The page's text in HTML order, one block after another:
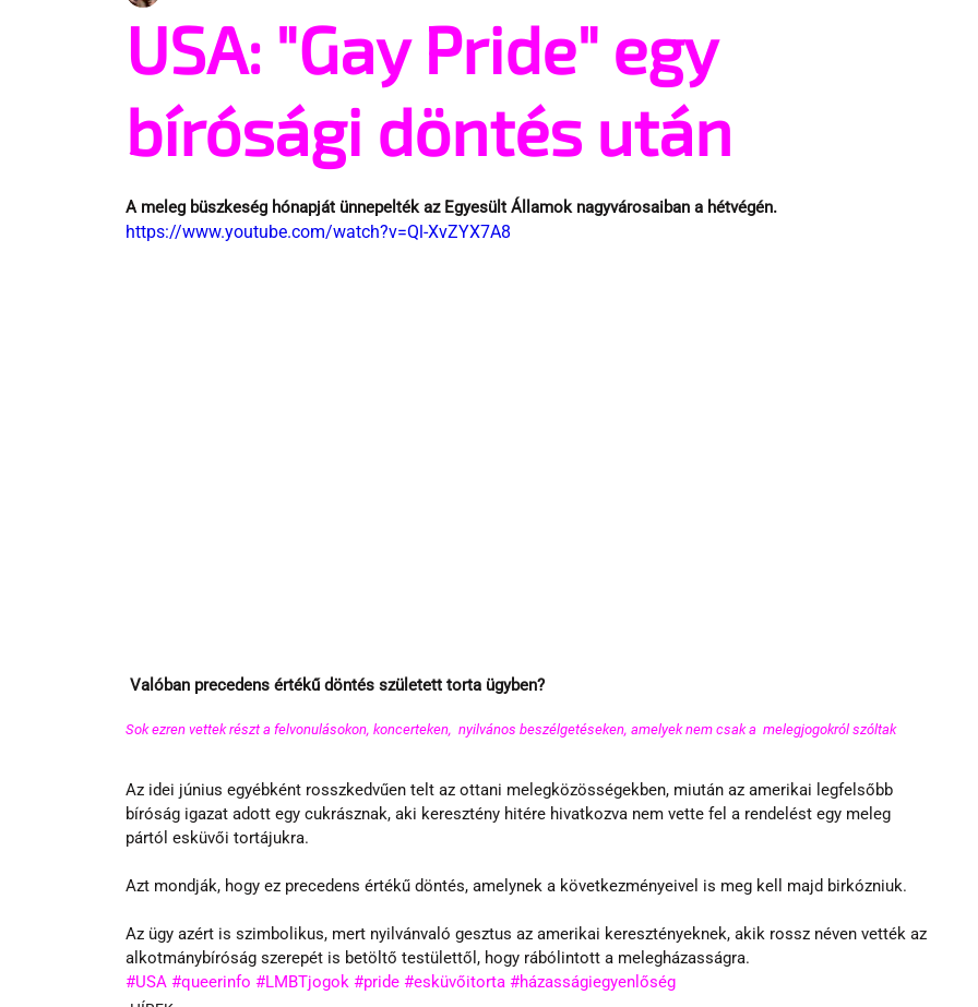
USA: "Gay Pride" egy
bírósági döntés után
A meleg büszkeség hónapját ünnepelték az Egyesült Államok nagyvárosaiban a hétvégén.
https://www.youtube.com/watch?v=Ql-XvZYX7A8
Valóban precedens értékű döntés született torta ügyben?
Sok ezren vettek részt a felvonulásokon, koncerteken,  nyilvános beszélgetéseken, amelyek nem csak a  melegjogokról szóltak
Az idei június egyébként rosszkedvűen telt az ottani melegközösségekben, miután az amerikai legfelsőbb
bíróság igazat adott egy cukrásznak, aki keresztény hitére hivatkozva nem vette fel a rendelést egy meleg
pártól esküvői tortájukra.
Azt mondják, hogy ez precedens értékű döntés, amelynek a következményeivel is meg kell majd birkózniuk.
Az ügy azért is szimbolikus, mert nyilvánvaló gesztus az amerikai keresztényeknek, akik rossz néven vették az
alkotmánybíróság szerepét is betöltő testülettől, hogy rábólintott a melegházasságra.
#USA #queerinfo #LMBTjogok #pride #esküvőitorta #házasságiegyenlőség